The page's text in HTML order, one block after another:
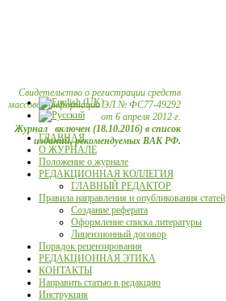
Свидетельство о регистрации средств
массовой информации ЭЛ № ФС77-49292
от 6 апреля 2012 г.
Журнал включен (18.10.2016) в список
изданий, рекомендуемых ВАК РФ.
ГЛАВНАЯ
О ЖУРНАЛЕ
Положение о журнале
РЕДАКЦИОННАЯ КОЛЛЕГИЯ
ГЛАВНЫЙ РЕДАКТОР
Правила направления и опубликования статей
Создание реферата
Оформление списка литературы
Лицензионный договор
Порядок рецензирования
РЕДАКЦИОННАЯ ЭТИКА
КОНТАКТЫ
Направить статью в редакцию
Инструкция